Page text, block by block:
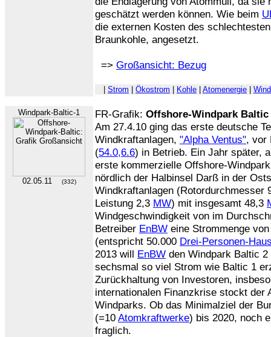
geschätzt werden können. Wie beim
die externen Kosten des
Braunkohle, angesetzt.
=> Großansicht: Bezug
Strom Ökostrom Kohle Atomenergie
Windpark-Baltic-1
02.05.11 (332)
FR-Grafik: Offshore-Windpark Baltic
Am 27.4.10 ging das erste deutsche
Windkraftanlagen, "Alpha Ventus", vor
(54.0,6.6) in Betrieb. Ein Jahr später,
erste kommerzielle Offshore-
nördlich der Halbinsel Darß in der
Windkraftanlagen (Rotordurchmesser
Leistung 2,3 MW) mit insgesamt 48,3
Windgeschwindigkeit von im
Betreiber EnBW eine Strommenge
(entspricht 50.000 Drei-Personen-
2013 will EnBW den Windpark Baltic
sechsmal so viel Strom wie Baltic 1
Zurückhaltung von Investoren,
internationalen Finanzkrise stockt der
Windparks. Ob das Minimalziel der
(=10 Atomkraftwerke) bis 2020, noch
fraglich.